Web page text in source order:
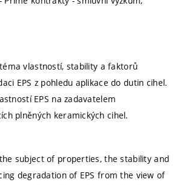
vlastností, stability a faktorů
EPS z pohledu aplikace do dutin cihel.
EPS na zadavatelem
plněných keramických cihel.
subject of properties, the stability and
degradation of EPS from the view of